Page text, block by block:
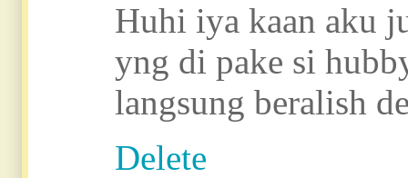
Huhi iya kaan aku
yng di pake si
langsung beralish
Delete